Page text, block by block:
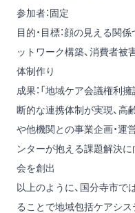
参加者：固定
目的・目標：顔の見える関
ットワーク構築、消費者被
体制作り
成果：「地域ケア会議権利
断的な連携体制が実現、
や他機関との事業企画・運
ンターが抱える課題解決
会を創出
以上のように、国分寺市
ることで地域包括ケアシス